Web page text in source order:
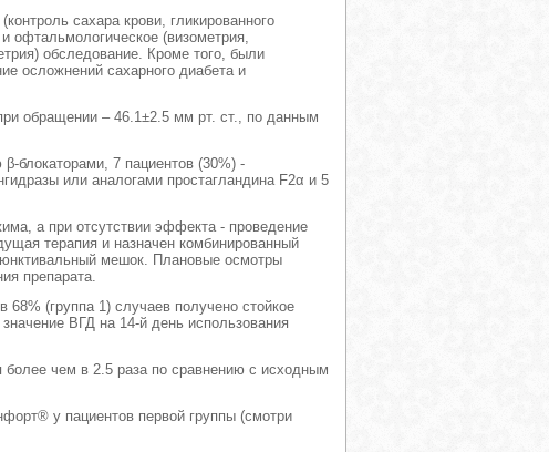
сахара крови, гликированного
офтальмологическое (визометрия,
обследование. Кроме того, были
осложнений сахарного диабета и
обращении – 46.1±2.5 мм рт. ст., по данным
блокаторами, 7 пациентов (30%) -
или аналогами простагландина F2α и 5
а при отсутствии эффекта - проведение
терапия и назначен комбинированный
мешок. Плановые осмотры
препарата.
(группа 1) случаев получено стойкое
ВГД на 14-й день использования
более чем в 2.5 раза по сравнению с исходным
у пациентов первой группы (смотри